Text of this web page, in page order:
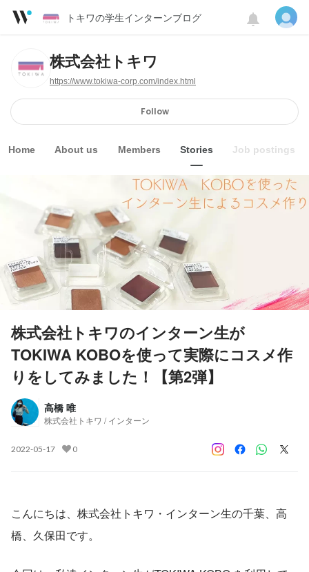
トキワの学生インターンブログ
株式会社トキワ
https://www.tokiwa-corp.com/index.html
Follow
Home About us Members Stories Job postings
株式会社トキワのインターン生が
TOKIWA KOBOを使って実際にコスメ作
りをしてみました！【第2弾】
高橋 唯
株式会社トキワ / インターン
2022-05-17 0
こんにちは、株式会社トキワ・インターン生の千葉、高
橋、久保田です。